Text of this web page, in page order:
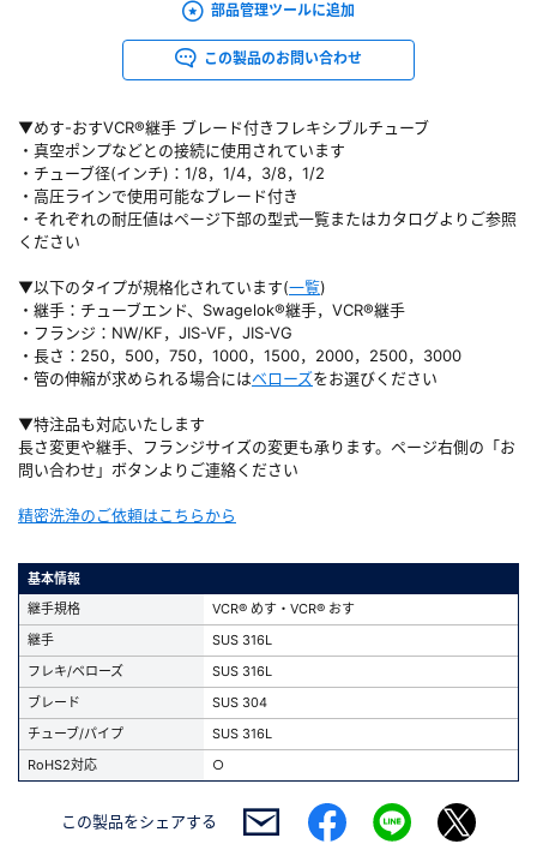
▼めす-おすVCR®継手 ブレード付きフレキシブルチューブ
・真空ポンプなどとの接続に使用されています
・チューブ径(インチ)：1/8，1/4，3/8，1/2
・高圧ラインで使用可能なブレード付き
・それぞれの耐圧値はページ下部の型式一覧またはカタログよりご参照
ください
▼以下のタイプが規格化されています(一覧)
・継手：チューブエンド、Swagelok®継手，VCR®継手
・フランジ：NW/KF，JIS-VF，JIS-VG
・長さ：250，500，750，1000，1500，2000，2500，3000
・管の伸縮が求められる場合にはベローズをお選びください
▼特注品も対応いたします
長さ変更や継手、フランジサイズの変更も承ります。ページ右側の「お
問い合わせ」ボタンよりご連絡ください
精密洗浄のご依頼はこちらから
基本情報
継手規格
VCR® めす・VCR® おす
継手
SUS 316L
フレキ/ベローズ
SUS 316L
ブレード
SUS 304
チューブ/パイプ
SUS 316L
RoHS2対応
○
部品管理ツールに追加
この製品のお問い合わせ
この製品をシェアする